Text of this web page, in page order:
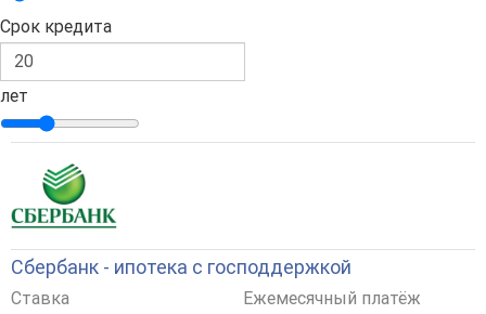
Срок кредита
лет
Сбербанк - ипотека с господдержкой
Ставка
Ежемесячный платёж